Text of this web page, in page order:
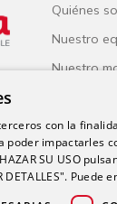
Quiénes
Nuestro
Nuestro
Salud
terceros con la
poder impactarles
SU USO
DETALLES".